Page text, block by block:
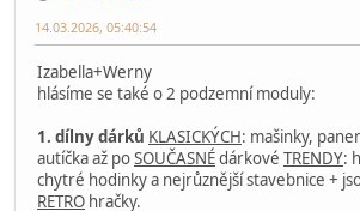
14.03.2026, 05:40:54
Izabella+Werny
hlásíme se také o 2 podzemní moduly:
1. dílny dárků KLASICKÝCH: mašinky,
autíčka až poSOUČASNÉdárkové TRENDY:
chytré hodinky a nejrůznější stavebnice +
RETRO hračky.